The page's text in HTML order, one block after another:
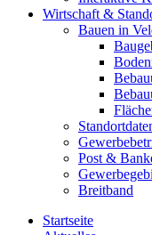
Wirtschaft &
Bauen in
Post &
Breitband
Startseite